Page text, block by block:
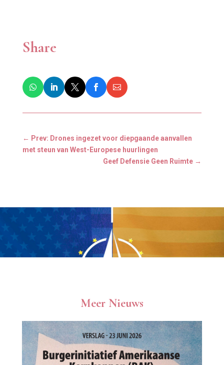
Share
← Prev: Drones ingezet voor diepgaande aanvallen
met steun van West-Europese huurlingen
Geef Defensie Geen Ruimte →
Meer Nieuws